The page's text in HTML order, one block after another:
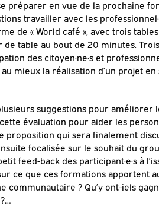
préparer en vue de la prochaine
travailler avec les
de « World café », avec trois
de table au bout de 20 minutes.
des citoyen·ne·s et
mieux la réalisation d’un projet en
suggestions pour améliorer
évaluation pour aider les
proposition qui sera finalement
focalisée sur le souhait du
feed-back des participant·e·s à
ce que ces formations apportent
communautaire ? Qu’y ont-iels